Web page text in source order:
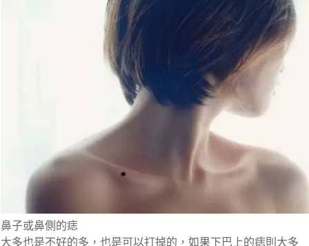
鼻子或鼻側的痣
大多也是不好的多，也是可以打掉的，如果下巴上的痣則大多